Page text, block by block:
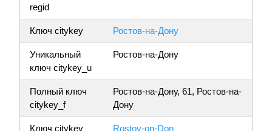
regid
Ключ citykey Ростов-на-Дону
Уникальный
ключ citykey_u
Ростов-на-Дону
Полный ключ
citykey_f
Ростов-на-Дону, 61, Ростов-на-
Дону
Ключ citykey
Rostov-on-Don